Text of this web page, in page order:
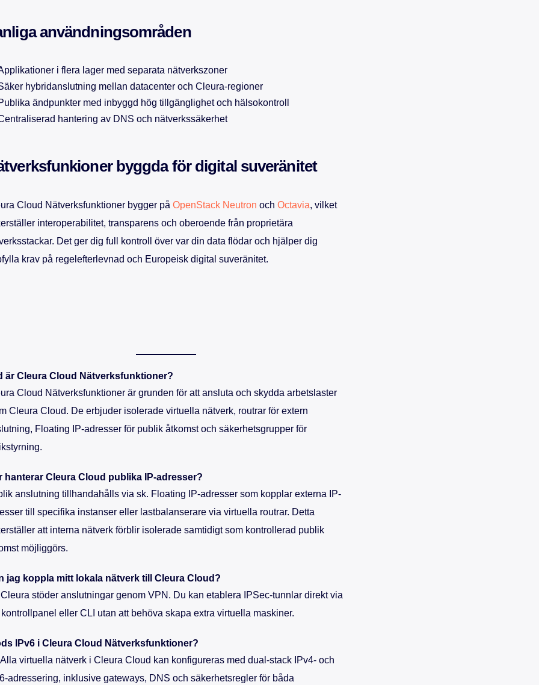
användningsområden
i flera lager med separata nätverkszoner
hybridanslutning mellan datacenter och Cleura-regioner
ändpunkter med inbyggd hög tillgänglighet och hälsokontroll
hantering av DNS och nätverkssäkerhet
byggda för digital suveränitet
Cloud Nätverksfunktioner bygger på OpenStack Neutron och Octavia, vilket
interoperabilitet, transparens och oberoende från proprietära
Det ger dig full kontroll över var din data flödar och hjälper dig
krav på regelefterlevnad och Europeisk digital suveränitet.
är Cleura Cloud Nätverksfunktioner?
Cloud Nätverksfunktioner är grunden för att ansluta och skydda arbetslaster
Cleura Cloud. De erbjuder isolerade virtuella nätverk, routrar för extern
Floating IP-adresser för publik åtkomst och säkerhetsgrupper för
hanterar Cleura Cloud publika IP-adresser?
anslutning tillhandahålls via sk. Floating IP-adresser som kopplar externa IP-
till specifika instanser eller lastbalanserare via virtuella routrar. Detta
att interna nätverk förblir isolerade samtidigt som kontrollerad publik
möjliggörs.
jag koppla mitt lokala nätverk till Cleura Cloud?
stöder anslutningar genom VPN. Du kan etablera IPSec-tunnlar direkt via
eller CLI utan att behöva skapa extra virtuella maskiner.
IPv6 i Cleura Cloud Nätverksfunktioner?
virtuella nätverk i Cleura Cloud kan konfigureras med dual-stack IPv4- och
adressering, inklusive gateways, DNS och säkerhetsregler för båda